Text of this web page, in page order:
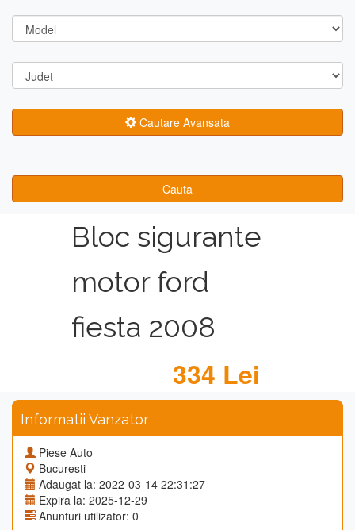
Cautare Avansata
Cauta
Bloc sigurante
motor ford
fiesta 2008
334 Lei
Informatii Vanzator
Piese Auto
Bucuresti
Adaugat la: 2022-03-14 22:31:27
Expira la: 2025-12-29
Anunturi utilizator: 0